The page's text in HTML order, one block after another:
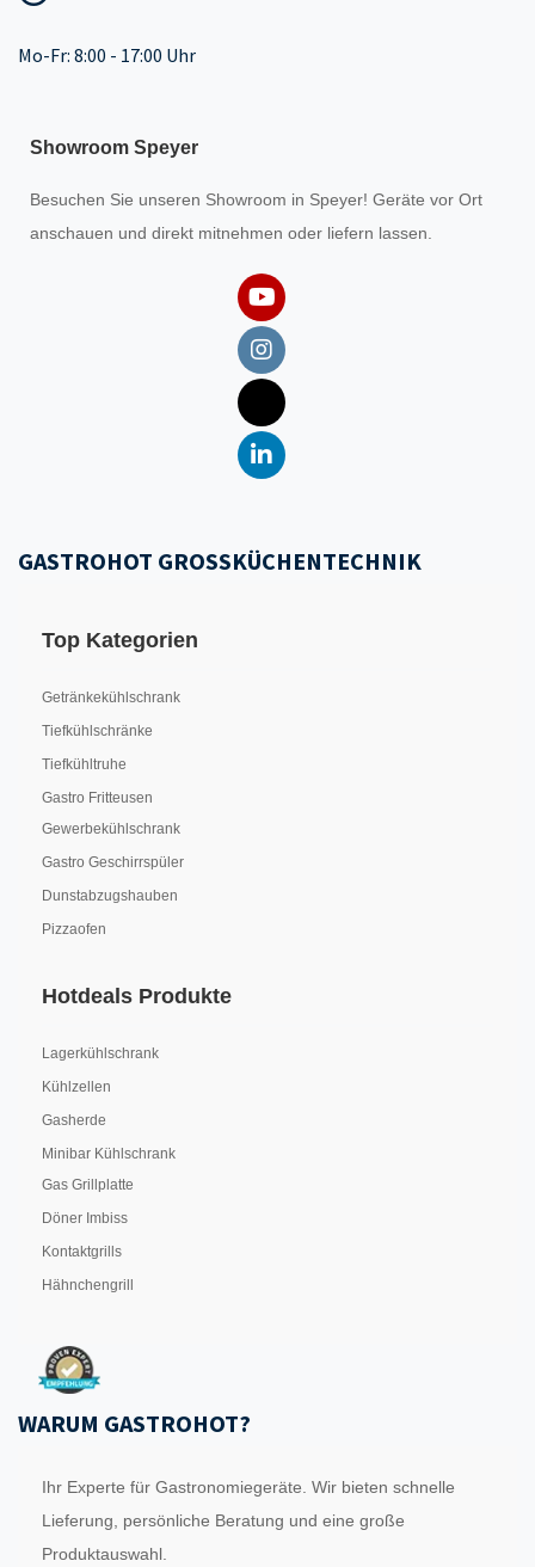
Mo-Fr: 8:00 - 17:00 Uhr
Showroom Speyer
Besuchen Sie unseren Showroom in Speyer! Geräte vor Ort
anschauen und direkt mitnehmen oder liefern lassen.
GASTROHOT GROSSKÜCHENTECHNIK
Top Kategorien
Getränkekühlschrank
Tiefkühlschränke
Tiefkühltruhe
Gastro Fritteusen
Gewerbekühlschrank
Gastro Geschirrspüler
Dunstabzugshauben
Pizzaofen
Hotdeals Produkte
Lagerkühlschrank
Kühlzellen
Gasherde
Minibar Kühlschrank
Gas Grillplatte
Döner Imbiss
Kontaktgrills
Hähnchengrill
WARUM GASTROHOT?
Ihr Experte für Gastronomiegeräte. Wir bieten schnelle
Lieferung, persönliche Beratung und eine große
Produktauswahl.